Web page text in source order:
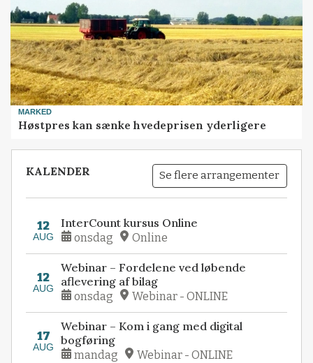
MARKED
Høstpres kan sænke hvedeprisen yderligere
KALENDER Se flere arrangementer
12
AUG
InterCount kursus Online
onsdag Online
12
AUG
Webinar – Fordelene ved løbende
aflevering af bilag
onsdag Webinar - ONLINE
17
AUG
Webinar – Kom i gang med digital
bogføring
mandag Webinar - ONLINE